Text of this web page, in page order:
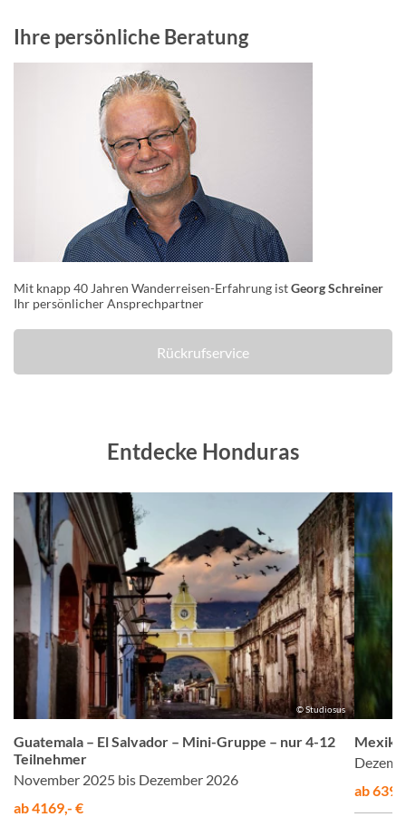
Ihre persönliche Beratung
Mit knapp 40 Jahren Wanderreisen-Erfahrung istGeorg Schreiner
Ihr persönlicher Ansprechpartner
Rückrufservice
Entdecke Honduras
© Studiosus
Guatemala – El Salvador – Mini-Gruppe – nur 4-12
Teilnehmer
November 2025 bis Dezember 2026
ab 4169,- €
Mexiko
ab